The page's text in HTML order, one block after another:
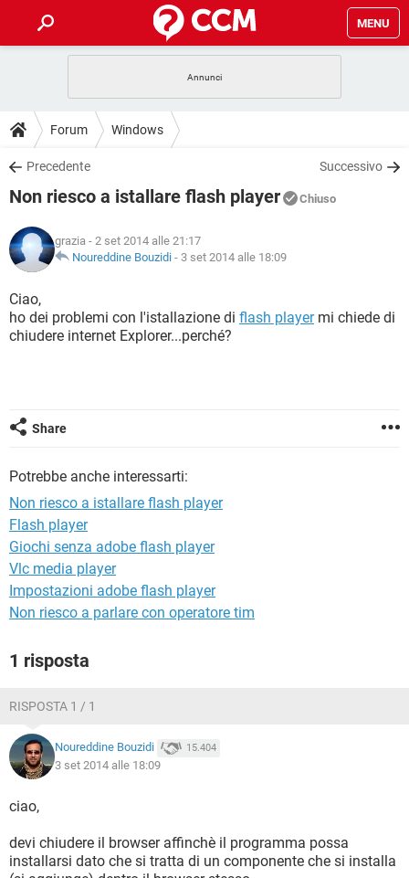
MENU
INTRATTENIMENTO
iOS
INSTAGRAM WHATSAPP
TIKTOK
HARDWARE
GUIDE
COVID-19
INSTAGRAM
TIKTOK
HARDWARE
DOWNLOAD
COVID-19 GAMING
INTRATTENIMENTO
iOS WINDOWS 10
INSTAGRAM
TIKTOK FACEBOOK
COVID-19
INTRATTENIMENTO
iOS
INSTAGRAM WHATSAPP
GLOSSARIO
COVID-19
INTRATTENIMENTO ANDROID
TIKTOK
Forum Windows
Precedente Successivo
Non riesco a istallare flash player Chiuso
grazia - 2 set 2014 alle 21:17
Noureddine Bouzidi - 3 set 2014 alle 18:09
Ciao,
ho dei problemi con l'istallazione di flash playermi chiede di
chiudere internet Explorer...perché?
Share
Potrebbe anche interessarti:
Non riesco a istallare flash player
Flash player
Giochi senza adobe flash player
Vlc media player
Impostazioni adobe flash player
Non riesco a parlare con operatore tim
1 risposta
RISPOSTA 1 / 1
Noureddine Bouzidi 15.404
3 set 2014 alle 18:09
ciao,
devi chiudere il browser affinchè il programma possa
installarsi dato che si tratta di un componente che si installa